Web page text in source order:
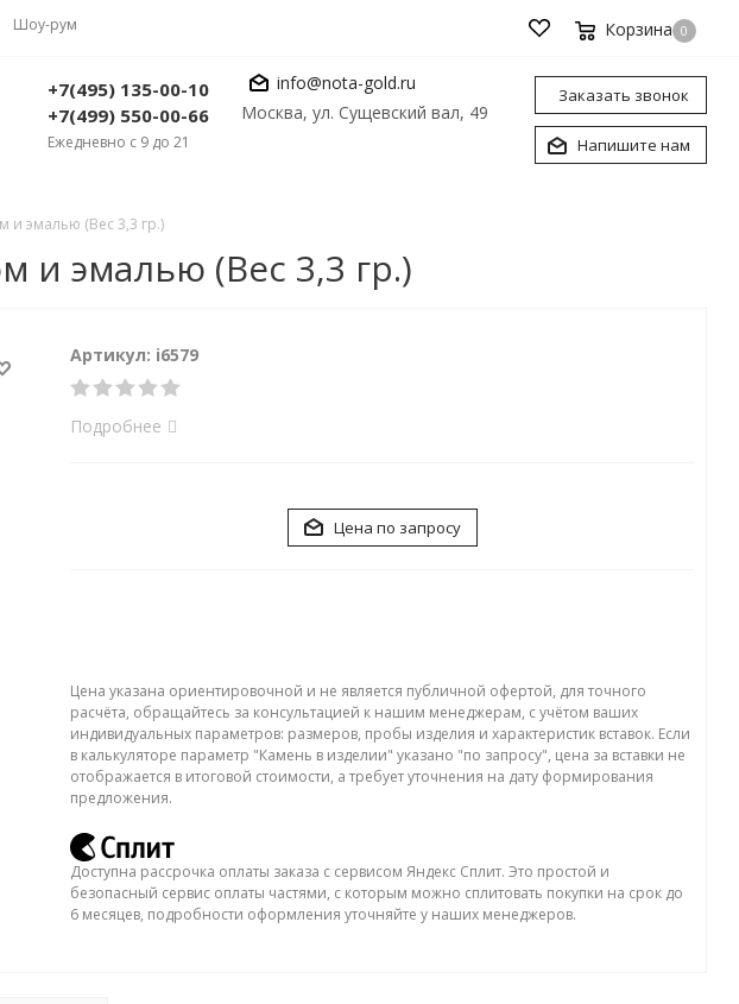
Шоу-рум Корзина 0
+7(495) 135-00-10
+7(499) 550-00-66
Ежедневно с 9 до 21
info@nota-gold.ru
Москва, ул. Сущевский вал, 49
Заказать звонок
Напишите нам
и эмалью (Вес 3,3 гр.)
и эмалью (Вес 3,3 гр.)
Артикул: i6579
Подробнее
Цена по запросу
Цена указана ориентировочной и не является публичной офертой, для точного
расчёта, обращайтесь за консультацией к нашим менеджерам, с учётом ваших
индивидуальных параметров: размеров, пробы изделия и характеристик вставок. Если
в калькуляторе параметр "Камень в изделии" указано "по запросу", цена за вставки не
отображается в итоговой стоимости, а требует уточнения на дату формирования
предложения.
Доступна рассрочка оплаты заказа с сервисом Яндекс Сплит. Это простой и
безопасный сервис оплаты частями, с которым можно сплитовать покупки на срок до
6 месяцев, подробности оформления уточняйте у наших менеджеров.